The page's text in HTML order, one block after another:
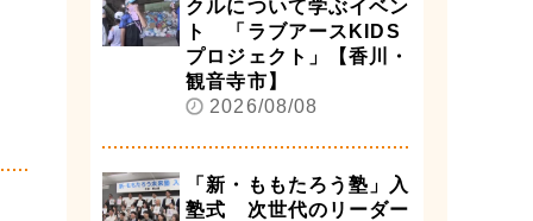
クルについて学ぶイベン
ト 「ラブアースKIDS
プロジェクト」【香川・
観音寺市】
2026/08/08
「新・ももたろう塾」入
塾式 次世代のリーダー